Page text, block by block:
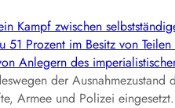
Kampf zwischen
51 Prozent im Besitz von
Anlegern des
der
Armee und Polizei eingesetzt.